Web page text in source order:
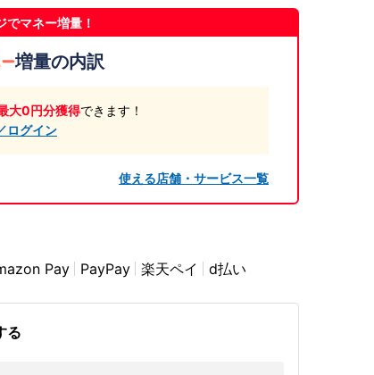
でマネー増量！
増量の内訳
大0円分獲得できます！
ログイン
使える店舗・サービス一覧
Pay PayPay 楽天ペイ d払い
る